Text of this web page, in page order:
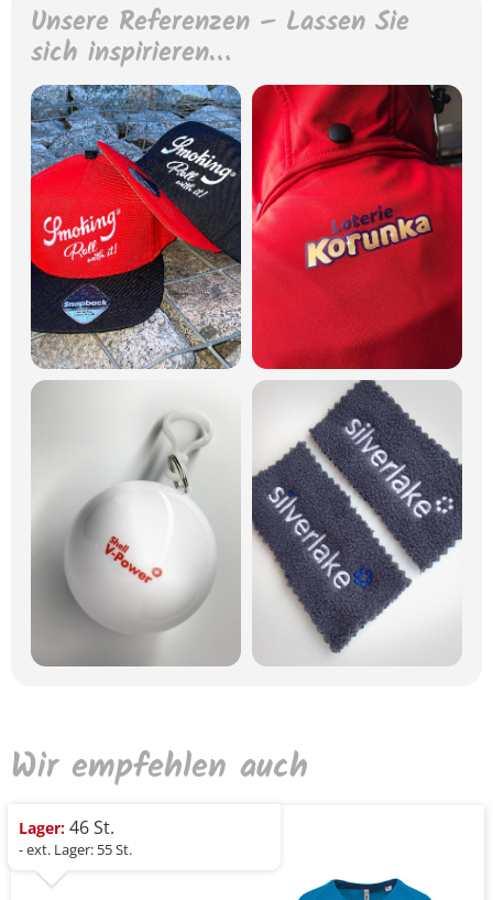
Unsere Referenzen – Lassen Sie
sich inspirieren…
Wir empfehlen auch
Lager: 46 St.
- ext. Lager: 55 St.